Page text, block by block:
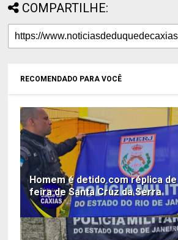
COMPARTILHE:
RECOMENDADO PARA VOCÊ
Homem é detido com réplica
feira de Santa Cruz da Serra